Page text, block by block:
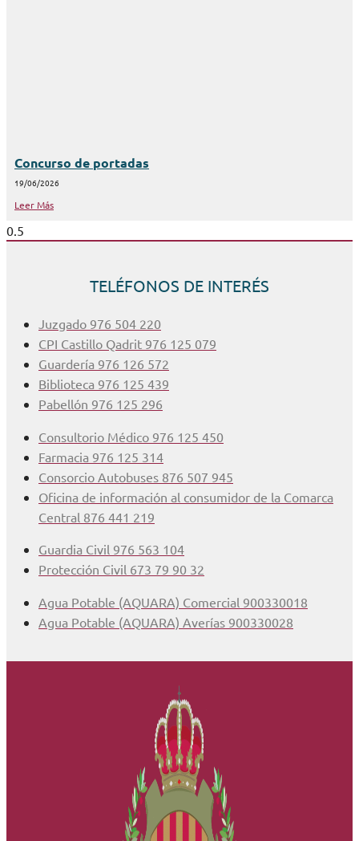
Concurso de portadas
19/06/2026
Leer Más
TELÉFONOS DE INTERÉS
Juzgado 976 504 220
CPI Castillo Qadrit 976 125 079
Guardería 976 126 572
Biblioteca 976 125 439
Pabellón 976 125 296
Consultorio Médico 976 125 450
Farmacia 976 125 314
Consorcio Autobuses 876 507 945
Oficina de información al consumidor de la Comarca
Central 876 441 219
Guardia Civil 976 563 104
Protección Civil 673 79 90 32
Agua Potable (AQUARA) Comercial 900330018
Agua Potable (AQUARA) Averías 900330028